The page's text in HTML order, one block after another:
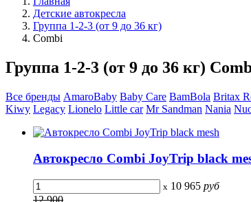
Детские автокресла
Группа 1-2-3 (от 9 до 36 кг)
Combi
Группа 1-2-3 (от 9 до 36 кг)
Все бренды AmaroBaby Baby Care BamBola Britax
Kiwy Legacy Lionelo Little car Mr Sandman Nania
Автокресло Combi JoyTrip black
x 10 965 руб
12 900